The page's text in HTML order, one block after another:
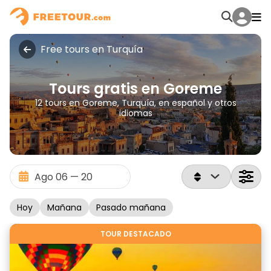
Free tours en Turquía
Tours gratis en Goreme
12 tours en Goreme, Turquía, en español y otros
idiomas
Hoy Mañana Pasado mañana
TOUR DESTACADO